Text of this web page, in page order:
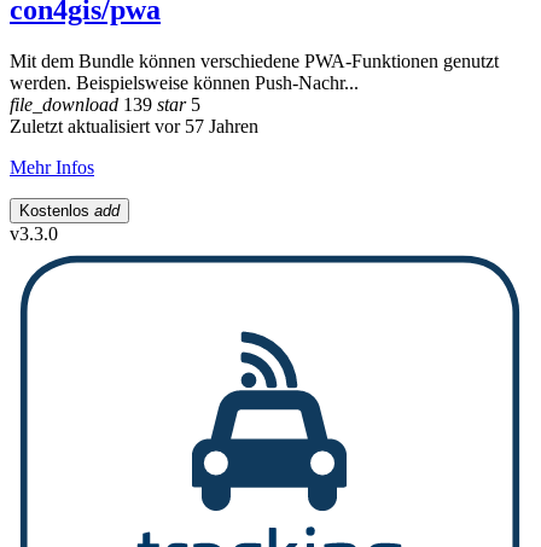
con4gis/pwa
Mit dem Bundle können verschiedene PWA-Funktionen genutzt
werden. Beispielsweise können Push-Nachr...
file_download 139 star5
Zuletzt aktualisiert vor 57 Jahren
Mehr Infos
Kostenlos add
v3.3.0